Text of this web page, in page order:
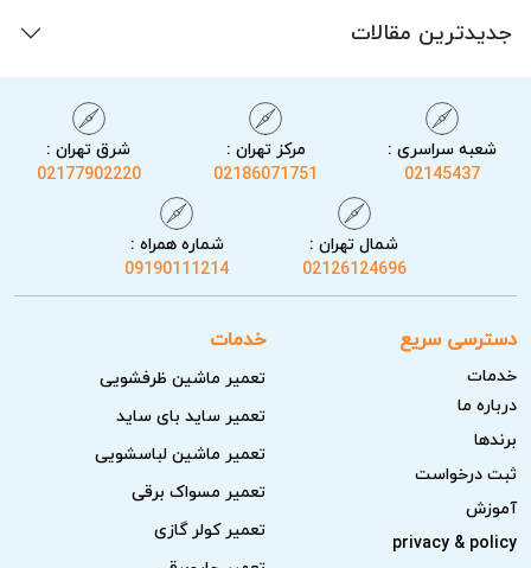
جدیدترین مقالات
شعبه سراسری :
02145437
مرکز تهران :
02186071751
شرق تهران :
02177902220
شمال تهران :
02126124696
شماره همراه :
09190111214
دسترسی سریع
خدمات
درباره ما
برندها
ثبت درخواست
آموزش
privacy & policy
خدمات
تعمیر ماشین ظرفشویی
تعمیر ساید بای ساید
تعمیر ماشین لباسشویی
تعمیر مسواک برقی
تعمیر کولر گازی